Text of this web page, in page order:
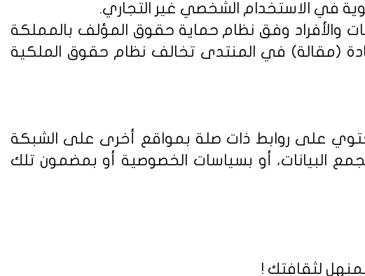
في الاستخدام الشخصي غير التجاري.
والأفراد وفق نظام حماية حقوق المؤلف بالمملكة
(مقالة) في المنتدى تخالف نظام حقوق الملكية
يحتوي على روابط ذات صلة بمواقع أخرى على الشبكة
البيانات، أو بسياسات الخصوصية أو بمضمون تلك